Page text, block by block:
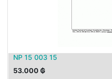
NP 15 003 15
53.000 ₲